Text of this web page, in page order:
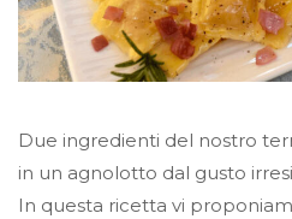
Due ingredienti del nostro
in un agnolotto dal gusto
In questa ricetta vi